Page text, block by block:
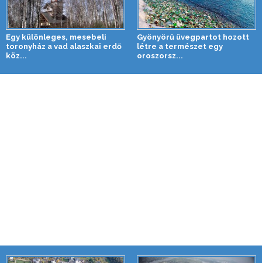
Egy különleges, mesebeli
toronyház a vad alaszkai erdő
köz...
Gyönyörű üvegpartot hozott
létre a természet egy
oroszorsz...